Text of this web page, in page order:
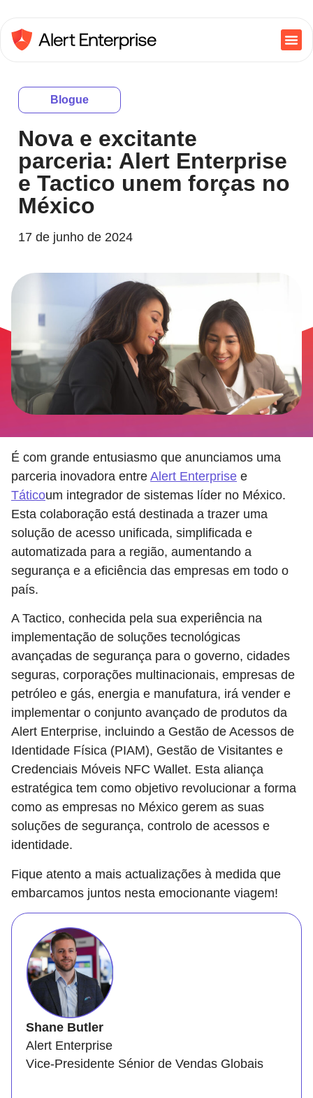
Blogue
Nova e excitante
parceria: Alert Enterprise
e Tactico unem forças no
México
17 de junho de 2024
É com grande entusiasmo que anunciamos uma
parceria inovadora entre Alert Enterprise e
Táticoum integrador de sistemas líder no México.
Esta colaboração está destinada a trazer uma
solução de acesso unificada, simplificada e
automatizada para a região, aumentando a
segurança e a eficiência das empresas em todo o
país.
A Tactico, conhecida pela sua experiência na
implementação de soluções tecnológicas
avançadas de segurança para o governo, cidades
seguras, corporações multinacionais, empresas de
petróleo e gás, energia e manufatura, irá vender e
implementar o conjunto avançado de produtos da
Alert Enterprise, incluindo a Gestão de Acessos de
Identidade Física (PIAM), Gestão de Visitantes e
Credenciais Móveis NFC Wallet. Esta aliança
estratégica tem como objetivo revolucionar a forma
como as empresas no México gerem as suas
soluções de segurança, controlo de acessos e
identidade.
Fique atento a mais actualizações à medida que
embarcamos juntos nesta emocionante viagem!
Shane Butler
Alert Enterprise
Vice-Presidente Sénior de Vendas Globais